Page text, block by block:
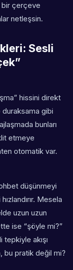
bir çerçeve
netleşsin.
Sesli
hissini direkt
duraksama gibi
bunları
etmeye
otomatik var.
düşünmeyi
Mesela
uzun uzun
ise “şöyle mi?”
tepkiyle akışı
bu pratik değil mi?